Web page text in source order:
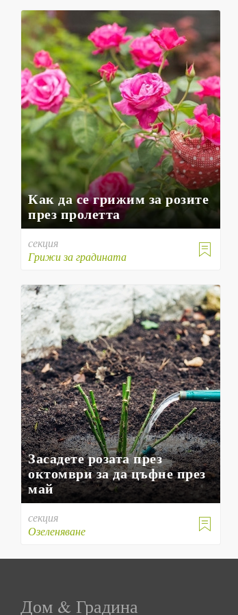
Как да се грижим за розите
през пролетта

секция
Грижи за градината
Засадете розата през
октомври за да цъфне през
май

секция
Озеленяване
Дом & Градина